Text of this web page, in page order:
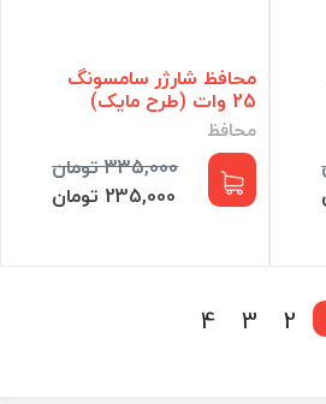
محافظ شارژر سامسونگ
25 وات (طرح مایک)
محافظ
335,000 تومان
235,000 تومان
2
3
4